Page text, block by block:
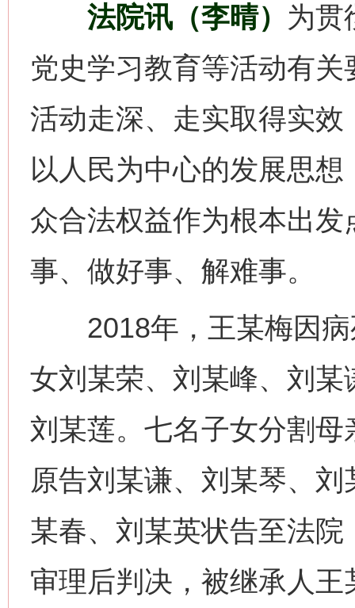
法院讯（李晴） 为贯
党史学习教育等活动有
活动走深、走实取得实
以人民为中心的发展思
众合法权益作为根本出
事、做好事、解难事。
2018年，王某梅因病
女刘某荣、刘某峰、刘
刘某莲。七名子女分割
原告刘某谦、刘某琴、
某春、刘某英状告至法
审理后判决，被继承人